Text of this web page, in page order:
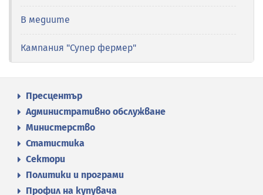
В медиите
Кампания "Супер фермер"
Пресцентър
Административно обслужване
Министерство
Статистика
Сектори
Политики и програми
Профил на купувача